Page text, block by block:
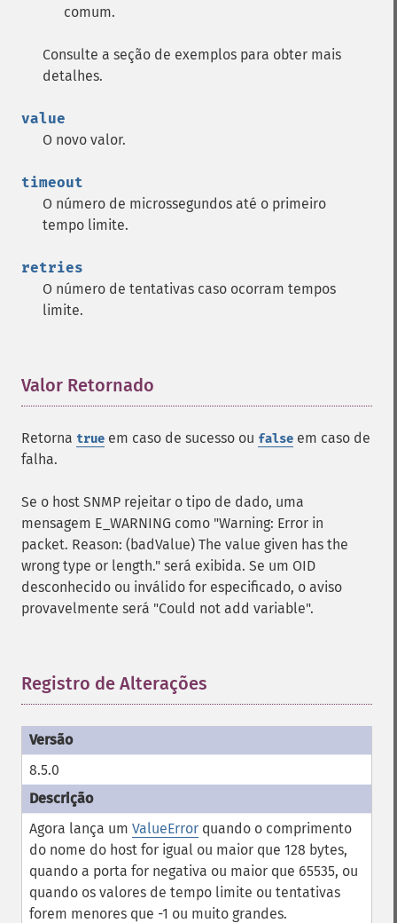
comum.
Consulte a seção de exemplos para obter mais
detalhes.
value
O novo valor.
timeout
O número de microssegundos até o primeiro
tempo limite.
retries
O número de tentativas caso ocorram tempos
limite.
Valor Retornado
Retorna true em caso de sucesso ou false em caso de
falha.
Se o host SNMP rejeitar o tipo de dado, uma
mensagem E_WARNING como "Warning: Error in
packet. Reason: (badValue) The value given has the
wrong type or length." será exibida. Se um OID
desconhecido ou inválido for especificado, o aviso
provavelmente será "Could not add variable".
Registro de Alterações
8.5.0
Agora lança um ValueError quando o comprimento
do nome do host for igual ou maior que 128 bytes,
quando a porta for negativa ou maior que 65535, ou
quando os valores de tempo limite ou tentativas
forem menores que -1 ou muito grandes.